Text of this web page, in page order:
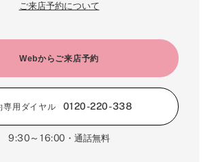
ご来店予約について
Webからご来店予約
専用ダイヤル 0120-220-338
9:30～16:00 ・通話無料